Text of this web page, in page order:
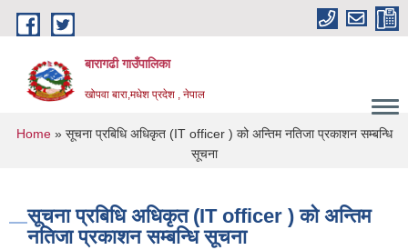
Skip to main content
बारागढी गाउँपालिका
खोपवा बारा,मधेश प्रदेश , नेपाल
You are here
Home» सूचना प्रबिधि अधिकृत (IT officer ) को अन्तिम नतिजा प्रकाशन सम्बन्धि
सूचना
सूचना प्रबिधि अधिकृत (IT officer ) को अन्तिम
नतिजा प्रकाशन सम्बन्धि सूचना